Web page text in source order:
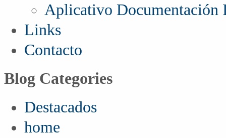
Aplicativo Documentación
Links
Contacto
Blog Categories
Destacados
home